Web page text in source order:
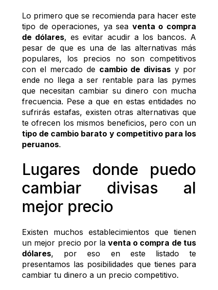
Lo primero que se recomienda para hacer este
tipo de operaciones, ya sea venta o compra
de dólares, es evitar acudir a los bancos. A
pesar de que es una de las alternativas más
populares, los precios no son competitivos
con el mercado de cambio de divisas y por
ende no llega a ser rentable para las pymes
que necesitan cambiar su dinero con mucha
frecuencia. Pese a que en estas entidades no
sufrirás estafas, existen otras alternativas que
te ofrecen los mismos beneficios, pero con un
tipo de cambio barato y competitivo para los
peruanos.
Lugares donde puedo
cambiar divisas al
mejor precio
Existen muchos establecimientos que tienen
un mejor precio por la venta o compra de tus
dólares, por eso en este listado te
presentamos las posibilidades que tienes para
cambiar tu dinero a un precio competitivo.